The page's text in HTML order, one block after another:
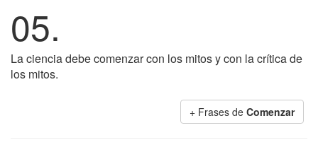
05.
La ciencia debe comenzar con los mitos y con la crítica de
los mitos.
+ Frases de Comenzar